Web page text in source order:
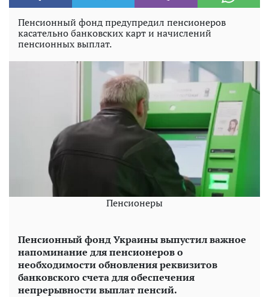
Пенсионный фонд предупредил пенсионеров
касательно банковских карт и начислений
пенсионных выплат.
Пенсионеры
Пенсионный фонд Украины выпустил важное
напоминание для пенсионеров о
необходимости обновления реквизитов
банковского счета для обеспечения
непрерывности выплат пенсий.